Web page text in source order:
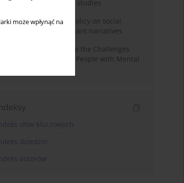
może wpłynąć na
Comparative OECD case studies
climate policy on social
media platforms: Dominant narratives
Bibliometric Insights into the Challenges
and Needs of Homeless People with Mental
Indeks słów kluczowych
Indeks dziedzin
Indeks autorów